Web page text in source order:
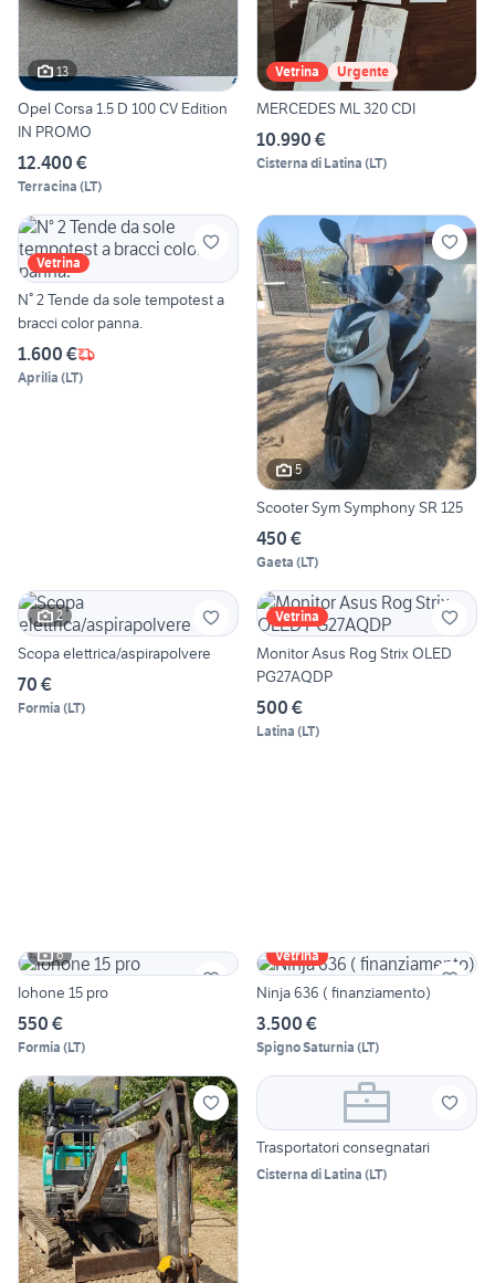
13
Opel Corsa 1.5 D 100 CV Edition
IN PROMO
12.400 €
Terracina (LT)
Vetrina Urgente
MERCEDES ML 320 CDI
10.990 €
Cisterna di Latina (LT)
Vetrina
N° 2 Tende da sole tempotest a
bracci color panna.
1.600 €
Aprilia (LT)
5
Scooter Sym Symphony SR 125
450 €
Gaeta (LT)
2
Scopa elettrica/aspirapolvere
70 €
Formia (LT)
Vetrina
Monitor Asus Rog Strix OLED
PG27AQDP
500 €
Latina (LT)
6
Iohone 15 pro
550 €
Formia (LT)
Vetrina
Ninja 636 ( finanziamento)
3.500 €
Spigno Saturnia (LT)
Trasportatori consegnatari
Cisterna di Latina (LT)